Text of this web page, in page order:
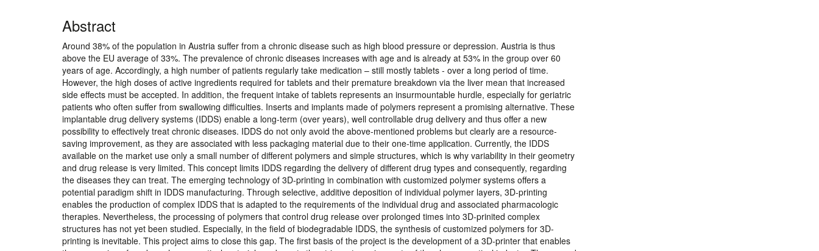
Abstract
Around 38% of the population in Austria suffer from a chronic disease such as high blood pressure or depression. Austria is thus
above the EU average of 33%. The prevalence of chronic diseases increases with age and is already at 53% in the group over 60
years of age. Accordingly, a high number of patients regularly take medication – still mostly tablets - over a long period of time.
However, the high doses of active ingredients required for tablets and their premature breakdown via the liver mean that increased
side effects must be accepted. In addition, the frequent intake of tablets represents an insurmountable hurdle, especially for geriatric
patients who often suffer from swallowing difficulties. Inserts and implants made of polymers represent a promising alternative. These
implantable drug delivery systems (IDDS) enable a long-term (over years), well controllable drug delivery and thus offer a new
possibility to effectively treat chronic diseases. IDDS do not only avoid the above-mentioned problems but clearly are a resource-
saving improvement, as they are associated with less packaging material due to their one-time application. Currently, the IDDS
available on the market use only a small number of different polymers and simple structures, which is why variability in their geometry
and drug release is very limited. This concept limits IDDS regarding the delivery of different drug types and consequently, regarding
the diseases they can treat. The emerging technology of 3D-printing in combination with customized polymer systems offers a
potential paradigm shift in IDDS manufacturing. Through selective, additive deposition of individual polymer layers, 3D-printing
enables the production of complex IDDS that is adapted to the requirements of the individual drug and associated pharmacologic
therapies. Nevertheless, the processing of polymers that control drug release over prolonged times into 3D-prinited complex
structures has not yet been studied. Especially, in the field of biodegradable IDDS, the synthesis of customized polymers for 3D-
printing is inevitable. This project aims to close this gap. The first basis of the project is the development of a 3D-printer that enables